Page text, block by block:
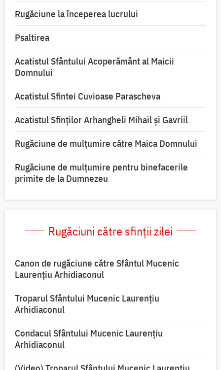
Rugăciune la începerea lucrului
Psaltirea
Acatistul Sfântului Acoperământ al Maicii
Domnului
Acatistul Sfintei Cuvioase Parascheva
Acatistul Sfinților Arhangheli Mihail și Gavriil
Rugăciune de mulţumire către Maica Domnului
Rugăciune de mulțumire pentru binefacerile
primite de la Dumnezeu
Rugăciuni către sfinții zilei
Canon de rugăciune către Sfântul Mucenic
Laurențiu Arhidiaconul
Troparul Sfântului Mucenic Laurențiu
Arhidiaconul
Condacul Sfântului Mucenic Laurențiu
Arhidiaconul